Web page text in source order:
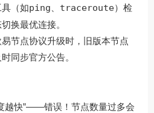
具（如ping traceroute）检
换最优连接。
易节点协议升级时，旧版本节点
同步官方公告。
越快”——错误！节点数量过多会